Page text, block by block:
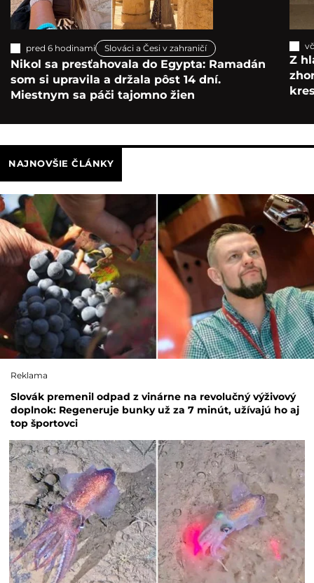
pred 6 hodinami Slováci a Česi v zahraničí
Nikol sa presťahovala do Egypta: Ramadán
som si upravila a držala pôst 14 dní.
Miestnym sa páči tajomno žien
Z
NAJNOVŠIE ČLÁNKY
Reklama
Slovák premenil odpad z vinárne na revolučný výživový
doplnok: Regeneruje bunky už za 7 minút, užívajú ho aj
top športovci